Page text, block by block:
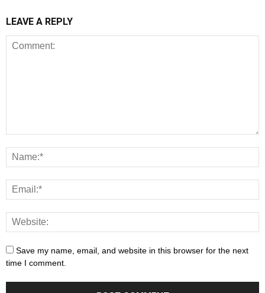
LEAVE A REPLY
Save my name, email, and website in this browser for the next
time I comment.